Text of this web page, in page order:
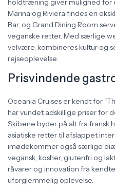
Marina og Riviera findes en
Bar, og Grand Dining Room
veganske retter. Med særlige
velvære, kombineres kultur og
rejseoplevelse.
Prisvindende
Oceania Cruises er kendt for
har vundet adskillige priser for
Skibene byder på alt fra fransk
asiatiske retter til afslappet
imødekommer også særlige
vegansk, kosher, glutenfri og
råvarer og innovation fra
uforglemmelig oplevelse.